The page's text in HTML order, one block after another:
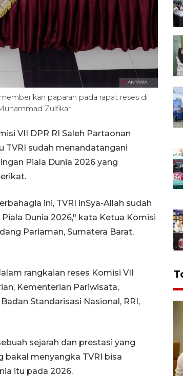
paparan pada rapat reses di
Zulfikar
VII DPR RI Saleh Partaonan
TVRI sudah menandatangani
Piala Dunia 2026 yang
ini, TVRI inSya-Allah sudah
Dunia 2026," kata Ketua Komisi
Pariaman, Sumatera Barat,
rangkaian reses Komisi VII
Kementerian Pariwisata,
Standarisasi Nasional, RRI,
sejarah dan prestasi yang
bakal menyangka TVRI bisa
itu pada 2026.